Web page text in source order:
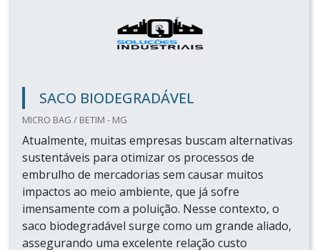
SACO BIODEGRADÁVEL
MICRO BAG / BETIM - MG
Atualmente, muitas empresas buscam alternativas
sustentáveis para otimizar os processos de
embrulho de mercadorias sem causar muitos
impactos ao meio ambiente, que já sofre
imensamente com a poluição. Nesse contexto, o
saco biodegradável surge como um grande aliado,
assegurando uma excelente relação custo